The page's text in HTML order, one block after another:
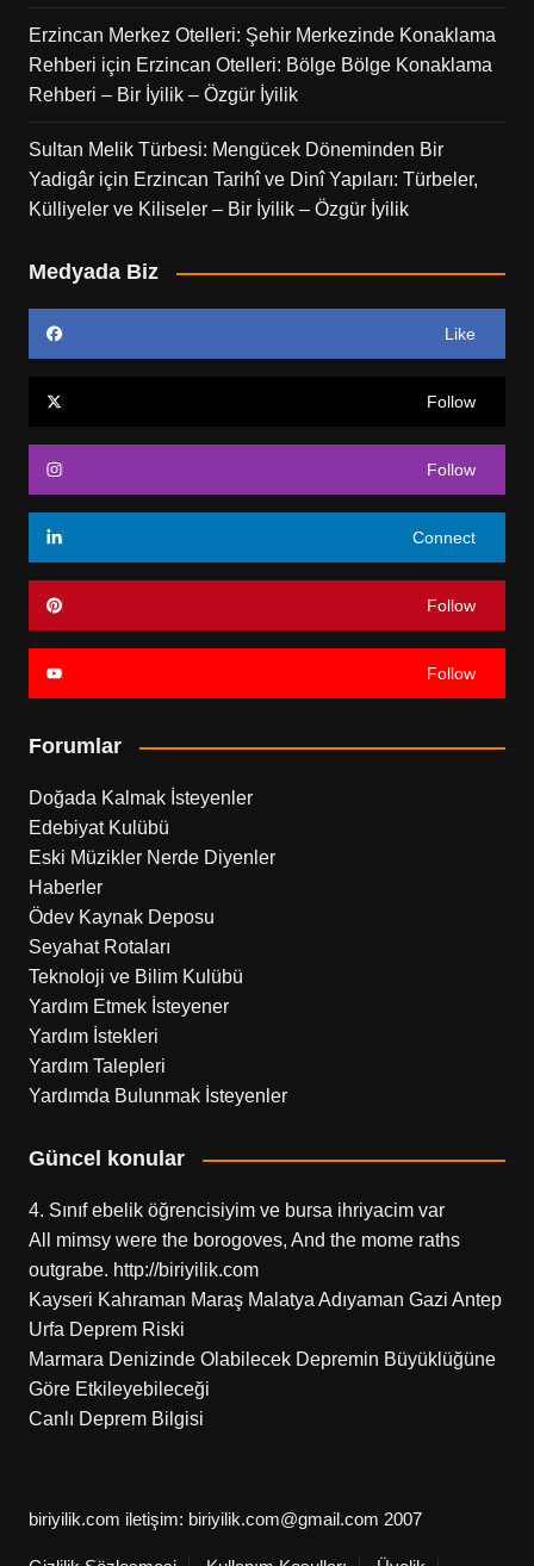
Erzincan Merkez Otelleri: Şehir Merkezinde Konaklama
Rehberi için Erzincan Otelleri: Bölge Bölge Konaklama
Rehberi – Bir İyilik – Özgür İyilik
Sultan Melik Türbesi: Mengücek Döneminden Bir
Yadigâriçin Erzincan Tarihî ve Dinî Yapıları: Türbeler,
Külliyeler ve Kiliseler – Bir İyilik – Özgür İyilik
Medyada Biz
Like
Follow
Follow
Connect
Follow
Follow
Forumlar
Doğada Kalmak İsteyenler
Edebiyat Kulübü
Eski Müzikler Nerde Diyenler
Haberler
Ödev Kaynak Deposu
Seyahat Rotaları
Teknoloji ve Bilim Kulübü
Yardım Etmek İsteyener
Yardım İstekleri
Yardım Talepleri
Yardımda Bulunmak İsteyenler
Güncel konular
4. Sınıf ebelik öğrencisiyim ve bursa ihriyacim var
All mimsy were the borogoves, And the mome raths
outgrabe. http://biriyilik.com
Kayseri Kahraman Maraş Malatya Adıyaman Gazi Antep
Urfa Deprem Riski
Marmara Denizinde Olabilecek Depremin Büyüklüğüne
Göre Etkileyebileceği
Canlı Deprem Bilgisi
biriyilik.com iletişim: biriyilik.com@gmail.com 2007